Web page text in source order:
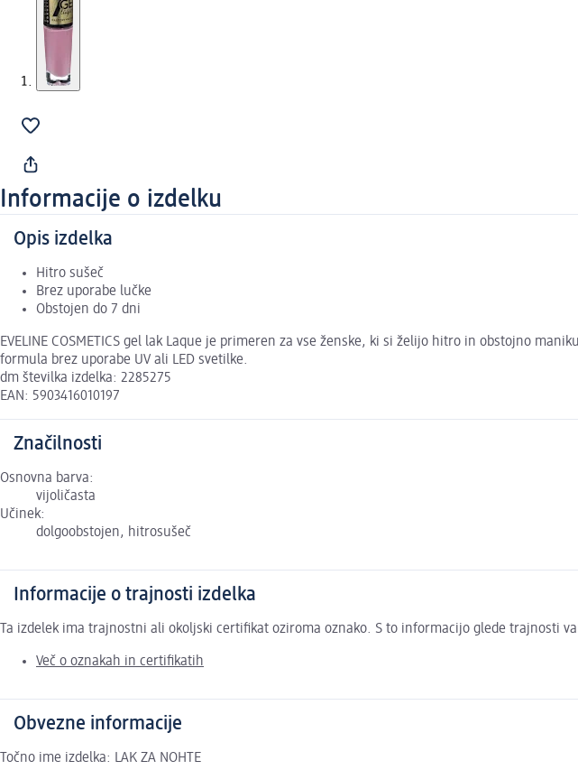
Informacije o izdelku
Opis izdelka
Hitro sušeč
Brez uporabe lučke
Obstojen do 7 dni
EVELINE COSMETICS gel lak Laque je primeren za vse ženske, ki si želijo hitro in obstojno
formula brez uporabe UV ali LED svetilke.
dm številka izdelka: 2285275
EAN: 5903416010197
Značilnosti
Osnovna barva:
vijoličasta
Učinek:
dolgoobstojen, hitrosušeč
Informacije o trajnosti izdelka
Ta izdelek ima trajnostni ali okoljski certifikat oziroma oznako. S to informacijo glede trajnosti
Več o oznakah in certifikatih
Obvezne informacije
Točno ime izdelka: LAK ZA NOHTE